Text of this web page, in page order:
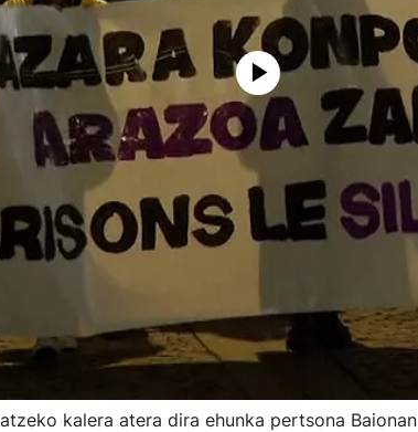
kalera atera dira ehunka pertsona Baionan